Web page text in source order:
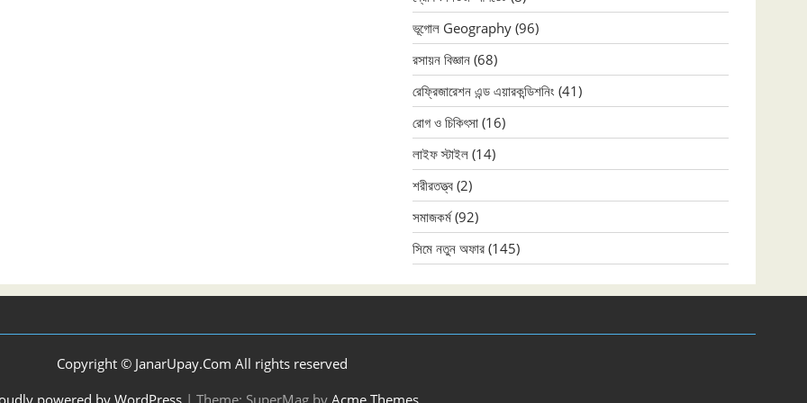
ভূগোল Geography (96)
রসায়ন বিজ্ঞান (68)
রেফ্রিজারেশন এন্ড এয়ারকন্ডিশনিং (41)
রোগ ও চিকিৎসা (16)
লাইফ স্টাইল (14)
শরীরতত্ত্ব (2)
সমাজকর্ম(92)
সিমে নতুন ‍অফার (145)
Copyright © JanarUpay.Com All rights reserved
powered by WordPress | Theme: SuperMag by Acme Themes